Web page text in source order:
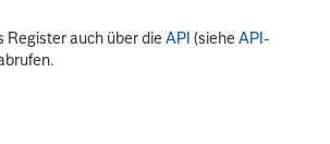
Register auch über dieAPI (sieheAPI-